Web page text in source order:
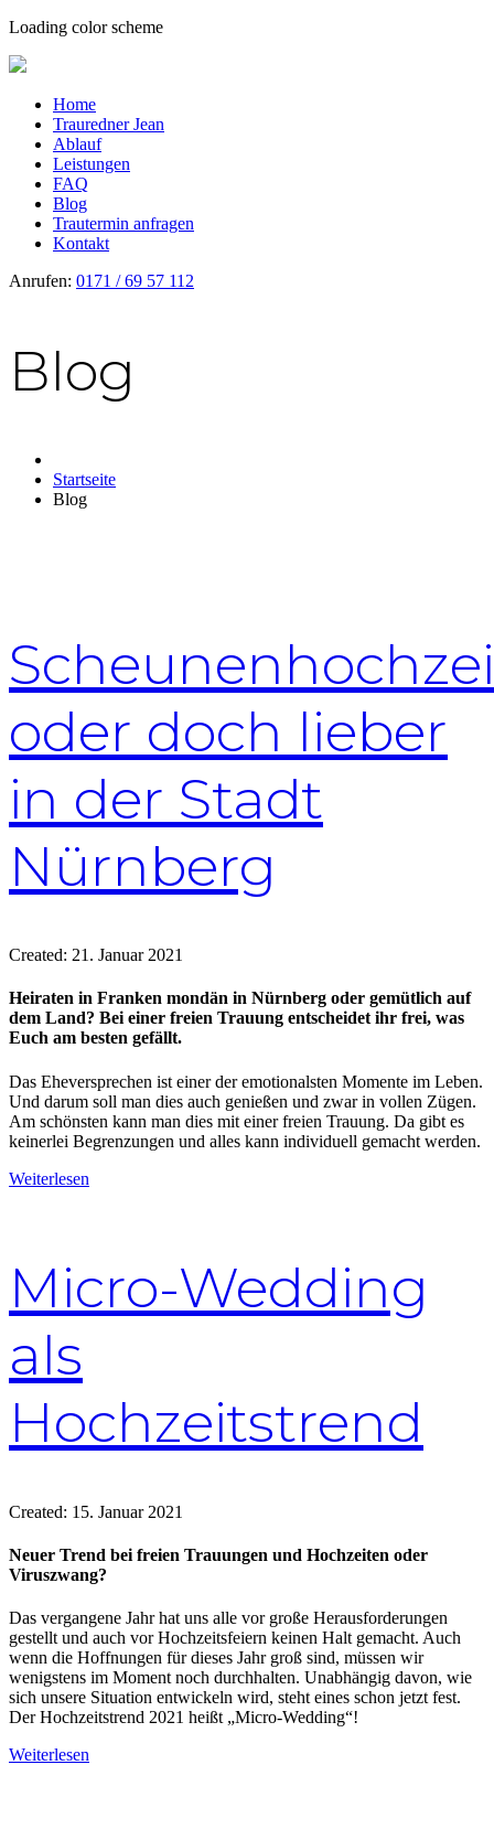
Loading color scheme
Home
Trauredner Jean
Ablauf
Leistungen
FAQ
Blog
Trautermin anfragen
Kontakt
Anrufen: 0171 / 69 57 112
Blog
Startseite
Blog
oder doch lieber
in der Stadt
Nürnberg
Created: 21. Januar 2021
Heiraten in Franken mondän in Nürnberg oder gemütlich auf
dem Land? Bei einer freien Trauung entscheidet ihr frei, was
Euch am besten gefällt.
Das Eheversprechen ist einer der emotionalsten Momente im Leben.
Und darum soll man dies auch genießen und zwar in vollen Zügen.
Am schönsten kann man dies mit einer freien Trauung. Da gibt es
keinerlei Begrenzungen und alles kann individuell gemacht werden.
Weiterlesen
Micro-Wedding
als
Hochzeitstrend
Created: 15. Januar 2021
Neuer Trend bei freien Trauungen und Hochzeiten oder
Viruszwang?
Das vergangene Jahr hat uns alle vor große Herausforderungen
gestellt und auch vor Hochzeitsfeiern keinen Halt gemacht. Auch
wenn die Hoffnungen für dieses Jahr groß sind, müssen wir
wenigstens im Moment noch durchhalten. Unabhängig davon, wie
sich unsere Situation entwickeln wird, steht eines schon jetzt fest.
Der Hochzeitstrend 2021 heißt „Micro-Wedding“!
Weiterlesen